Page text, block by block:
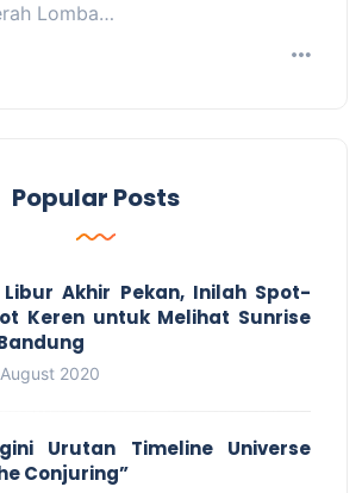
Lomba…
Popular Posts
Libur Akhir Pekan, Inilah Spot-
Keren untuk Melihat Sunrise
2020
Urutan Timeline Universe
Conjuring”